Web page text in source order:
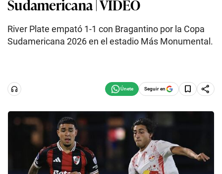
Sudamericana | VIDEO
River Plate empató 1-1 con Bragantino por la Copa
Sudamericana 2026 en el estadio Más Monumental.
Seguir en